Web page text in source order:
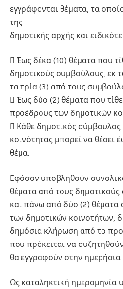
εγγράφονται θέματα, τα
της
δημοτικής αρχής και
 Έως δέκα (10) θέματα που
δημοτικούς συμβούλους, εκ
τα τρία (3) από τους
 Έως δύο (2) θέματα που
προέδρους των δημοτικών
 Κάθε δημοτικός
κοινότητας μπορεί να θέσει
θέμα.
Εφόσον υποβληθούν
θέματα από τους
και πάνω από δύο (2) θέματα
των δημοτικών κοινοτήτων,
δημόσια κλήρωση από το
που πρόκειται να
θα εγγραφούν στην ημερήσια
Ως καταληκτική ημερομηνία